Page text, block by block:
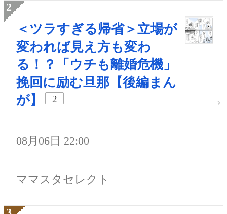
＜ツラすぎる帰省＞立場が
変われば見え方も変わ
る！？「ウチも離婚危機」
挽回に励む旦那【後編まん
が】
2
08月06日 22:00
ママスタセレクト